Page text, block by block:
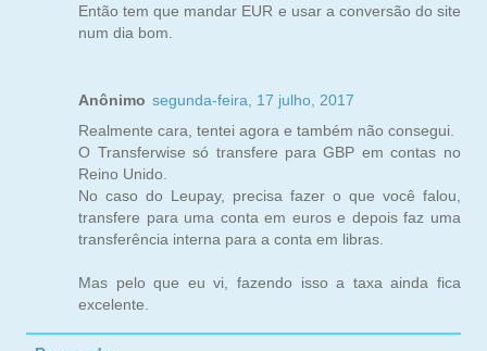
Então tem que mandar EUR e usar a conversão do site
num dia bom.
Anônimo segunda-feira, 17 julho, 2017
Realmente cara, tentei agora e também não consegui.
O Transferwise só transfere para GBP em contas no
Reino Unido.
No caso do Leupay, precisa fazer o que você falou,
transfere para uma conta em euros e depois faz uma
transferência interna para a conta em libras.
Mas pelo que eu vi, fazendo isso a taxa ainda fica
excelente.